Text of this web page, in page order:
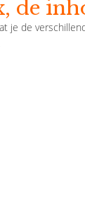
de
je de